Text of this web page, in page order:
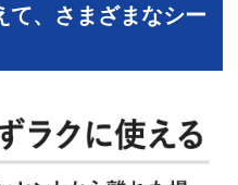
て、さまざまなシー